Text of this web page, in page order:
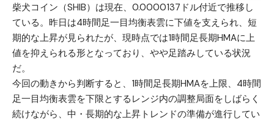
柴犬コイン（SHIB） は現在、0.0000137ドル付近で推移し
ている。昨日は4時間足一目均衡表雲に下値を支えられ、短
期的な上昇が見られたが、現時点では1時間足長期HMAに上
値を抑えられる形となっており、やや足踏みしている状況
だ。
今回の動きから判断すると、1時間足長期HMAを上限、4時間
足一目均衡表雲を下限とするレンジ内の調整局面をしばらく
続けながら、中・長期的な上昇トレンドの準備が進行してい